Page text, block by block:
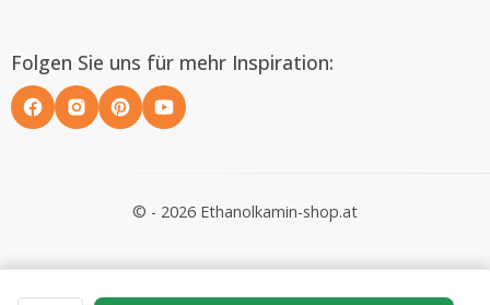
Folgen Sie uns für mehr Inspiration:
© - 2026 Ethanolkamin-shop.at